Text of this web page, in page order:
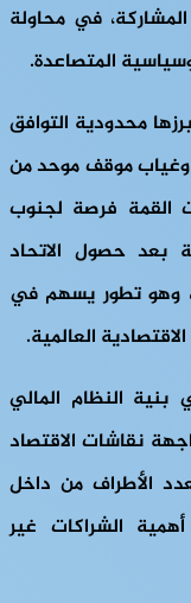
في محاولة
المتصاعدة.
محدودية التوافق
وغياب موقف موحد من
القمة فرصة لجنوب
بعد حصول الاتحاد
وهو تطور يسهم في
العالمية.
النظام المالي
نقاشات الاقتصاد
الأطراف من داخل
الشراكات غير